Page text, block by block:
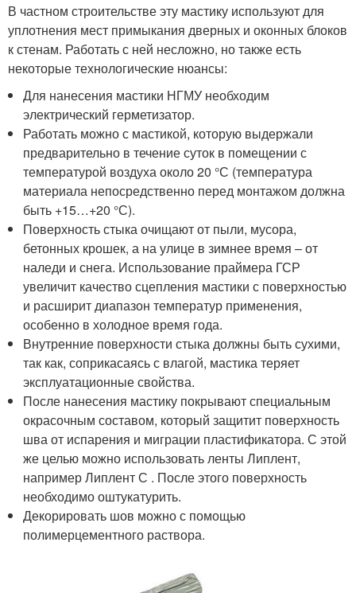
В частном строительстве эту мастику используют для
уплотнения мест примыкания дверных и оконных блоков
к стенам. Работать с ней несложно, но также есть
некоторые технологические нюансы:
Для нанесения мастики НГМУ необходим
электрический герметизатор.
Работать можно с мастикой, которую выдержали
предварительно в течение суток в помещении с
температурой воздуха около 20 °С (температура
материала непосредственно перед монтажом должна
быть +15…+20 °С).
Поверхность стыка очищают от пыли, мусора,
бетонных крошек, а на улице в зимнее время – от
наледи и снега. Использование праймера ГСР
увеличит качество сцепления мастики с поверхностью
и расширит диапазон температур применения,
особенно в холодное время года.
Внутренние поверхности стыка должны быть сухими,
так как, соприкасаясь с влагой, мастика теряет
эксплуатационные свойства.
После нанесения мастику покрывают специальным
окрасочным составом, который защитит поверхность
шва от испарения и миграции пластификатора. С этой
же целью можно использовать ленты Липлент,
например Липлент С . После этого поверхность
необходимо оштукатурить.
Декорировать шов можно с помощью
полимерцементного раствора.